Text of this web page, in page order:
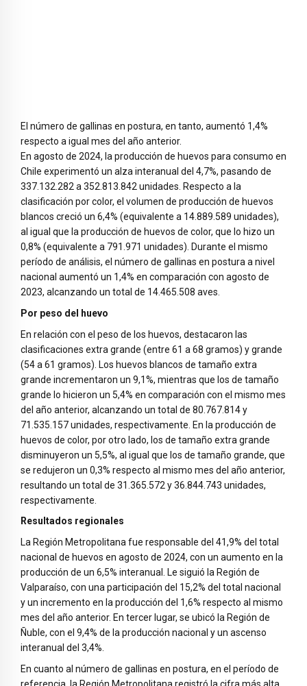
El número de gallinas en postura, en tanto, aumentó 1,4%
respecto a igual mes del año anterior.
En agosto de 2024, la producción de huevos para consumo en
Chile experimentó un alza interanual del 4,7%, pasando de
337.132.282 a 352.813.842 unidades. Respecto a la
clasificación por color, el volumen de producción de huevos
blancos creció un 6,4% (equivalente a 14.889.589 unidades),
al igual que la producción de huevos de color, que lo hizo un
0,8% (equivalente a 791.971 unidades). Durante el mismo
período de análisis, el número de gallinas en postura a nivel
nacional aumentó un 1,4% en comparación con agosto de
2023, alcanzando un total de 14.465.508 aves.
Por peso del huevo
En relación con el peso de los huevos, destacaron las
clasificaciones extra grande (entre 61 a 68 gramos) y grande
(54 a 61 gramos). Los huevos blancos de tamaño extra
grande incrementaron un 9,1%, mientras que los de tamaño
grande lo hicieron un 5,4% en comparación con el mismo mes
del año anterior, alcanzando un total de 80.767.814 y
71.535.157 unidades, respectivamente. En la producción de
huevos de color, por otro lado, los de tamaño extra grande
disminuyeron un 5,5%, al igual que los de tamaño grande, que
se redujeron un 0,3% respecto al mismo mes del año anterior,
resultando un total de 31.365.572 y 36.844.743 unidades,
respectivamente.
Resultados regionales
La Región Metropolitana fue responsable del 41,9% del total
nacional de huevos en agosto de 2024, con un aumento en la
producción de un 6,5% interanual. Le siguió la Región de
Valparaíso, con una participación del 15,2% del total nacional
y un incremento en la producción del 1,6% respecto al mismo
mes del año anterior. En tercer lugar, se ubicó la Región de
Ñuble, con el 9,4% de la producción nacional y un ascenso
interanual del 3,4%.
En cuanto al número de gallinas en postura, en el período de
referencia, la Región Metropolitana registró la cifra más alta,